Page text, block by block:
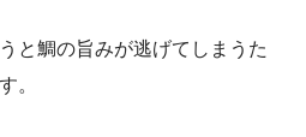
と鯛の旨みが逃げてしまうた
。